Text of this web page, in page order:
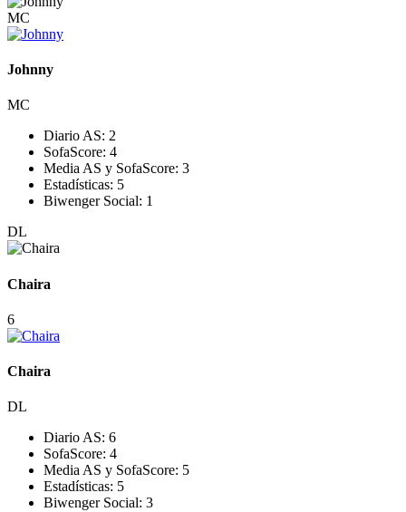
MC
Johnny
MC
Diario AS: 2
SofaScore: 4
Media AS y SofaScore: 3
Estadísticas: 5
Biwenger Social: 1
DL
Chaira
6
Chaira
DL
Diario AS: 6
SofaScore: 4
Media AS y SofaScore: 5
Estadísticas: 5
Biwenger Social: 3